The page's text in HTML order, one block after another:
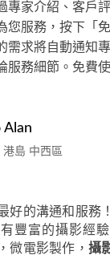
專家介紹、客戶
您服務，按下「
需求將自動通知
服務細節。免費
Alan
港島 中西區
好的溝通和服務
豐富的攝影經
微電影製作，攝